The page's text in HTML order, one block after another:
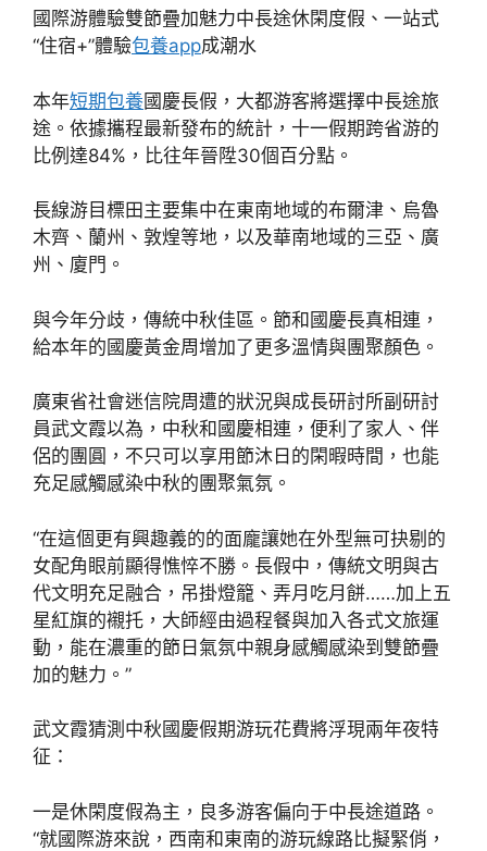
國際游體驗雙節疊加魅力中長途休閑度假、一站式
“住宿+”體驗包養app成潮水
本年短期包養國慶長假，大都游客將選擇中長途旅
途。依據攜程最新發布的統計，十一假期跨省游的
比例達84%，比往年晉陞30個百分點。
長線游目標田主要集中在東南地域的布爾津、烏魯
木齊、蘭州、敦煌等地，以及華南地域的三亞、廣
州、廈門。
與今年分歧，傳統中秋佳區。節和國慶長真相連，
給本年的國慶黃金周增加了更多溫情與團聚顏色。
廣東省社會迷信院周遭的狀況與成長研討所副研討
員武文霞以為，中秋和國慶相連，便利了家人、伴
侶的團圓，不只可以享用節沐日的閑暇時間，也能
充足感觸感染中秋的團聚氣氛。
“在這個更有興趣義的的面龐讓她在外型無可抉剔的
女配角眼前顯得憔悴不勝。長假中，傳統文明與古
代文明充足融合，吊掛燈籠、弄月吃月餅……加上五
星紅旗的襯托，大師經由過程餐與加入各式文旅運
動，能在濃重的節日氣氛中親身感觸感染到雙節疊
加的魅力。”
武文霞猜測中秋國慶假期游玩花費將浮現兩年夜特
征：
一是休閑度假為主，良多游客偏向于中長途道路。
“就國際游來說，西南和東南的游玩線路比擬緊俏，